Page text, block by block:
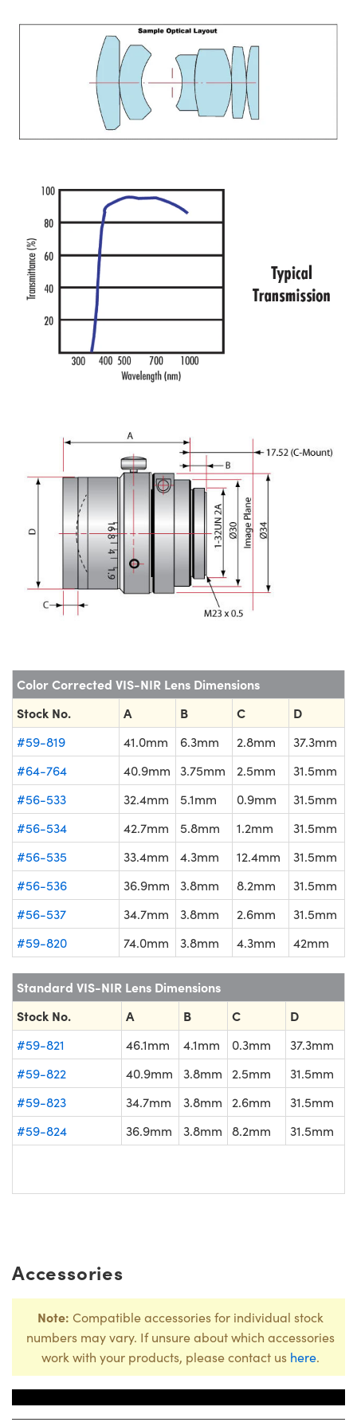
Color Corrected VIS-NIR Lens Dimensions
Stock No.
A B C D
#59-819 41.0mm 6.3mm 2.8mm
37.3mm
#64-764
40.9mm 3.75mm 2.5mm
31.5mm
#56-533
32.4mm 5.1mm 0.9mm
31.5mm
#56-534
42.7mm 5.8mm 1.2mm
31.5mm
#56-535
33.4mm 4.3mm 12.4mm
31.5mm
#56-536
36.9mm 3.8mm 8.2mm
31.5mm
#56-537
34.7mm 3.8mm 2.6mm
31.5mm
#59-820
74.0mm 3.8mm 4.3mm 42mm
Standard VIS-NIR Lens Dimensions
Stock No.
A B C D
#59-821 46.1mm 4.1mm 0.3mm
37.3mm
#59-822
40.9mm 3.8mm 2.5mm
31.5mm
#59-823
34.7mm 3.8mm 2.6mm
31.5mm
#59-824
36.9mm 3.8mm 8.2mm 31.5mm
Accessories
Note: Compatible accessories for individual stock
numbers may vary. If unsure about which accessories
work with your products, please contact us here.